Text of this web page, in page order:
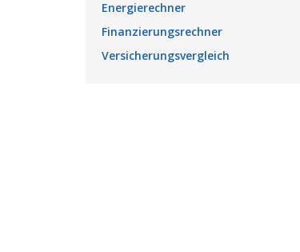
Energierechner
Finanzierungsrechner
Versicherungsvergleich